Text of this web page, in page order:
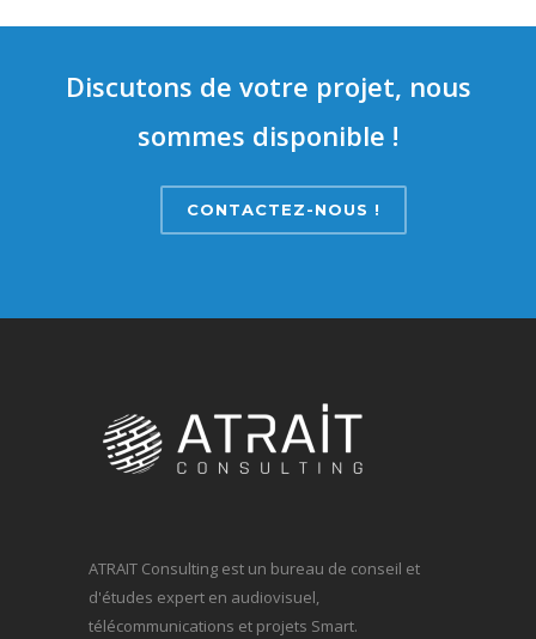
Discutons de votre projet, nous
sommes disponible !
CONTACTEZ-NOUS !
ATRAIT Consulting est un bureau de conseil et
d'études expert en audiovisuel,
télécommunications et projets Smart.